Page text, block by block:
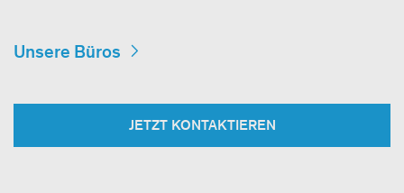
Unsere Büros
JETZT KONTAKTIEREN